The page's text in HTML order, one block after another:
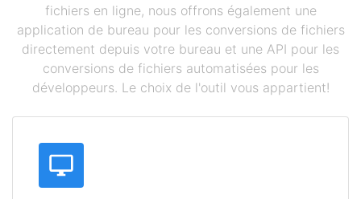
fichiers en ligne, nous offrons également une
application de bureau pour les conversions de fichiers
directement depuis votre bureau et une API pour les
conversions de fichiers automatisées pour les
développeurs. Le choix de l'outil vous appartient!